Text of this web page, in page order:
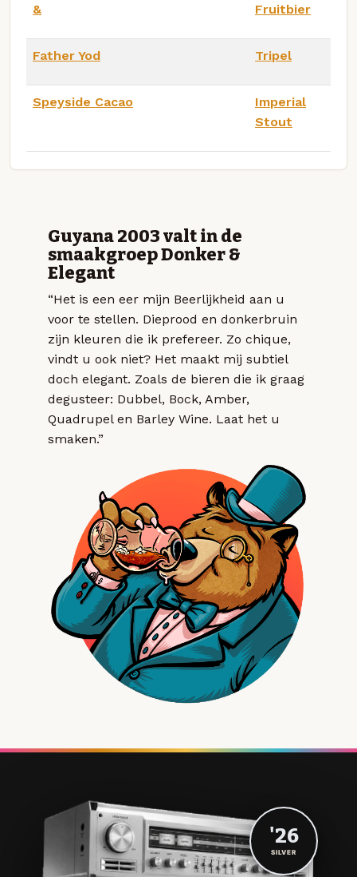
& Fruitbier
Father Yod Tripel
Speyside Cacao
Imperial
Stout
Guyana 2003 valt in de
smaakgroep Donker &
Elegant
“Het is een eer mijn Beerlijkheid aan u
voor te stellen. Dieprood en donkerbruin
zijn kleuren die ik prefereer. Zo chique,
vindt u ook niet? Het maakt mij subtiel
doch elegant. Zoals de bieren die ik graag
degusteer: Dubbel, Bock, Amber,
Quadrupel en Barley Wine. Laat het u
smaken.”
'26
SILVER